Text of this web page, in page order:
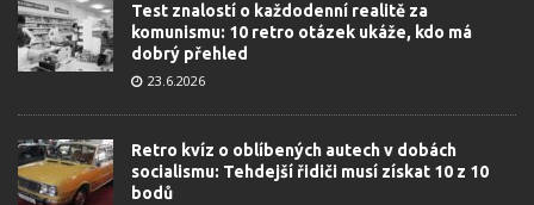
Test znalostí o každodenní realitě za
komunismu: 10 retro otázek ukáže, kdo má
dobrý přehled
23.6.2026
Retro kvíz o oblíbených autech v dobách
socialismu: Tehdejší řidiči musí získat 10 z 10
bodů